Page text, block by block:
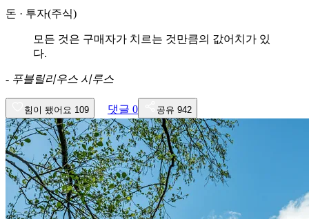
돈 · 투자(주식)
모든 것은 구매자가 치르는 것만큼의 값어치가 있
다.
- 푸블릴리우스 시루스
힘이 됐어요 109 댓글 0 공유 942